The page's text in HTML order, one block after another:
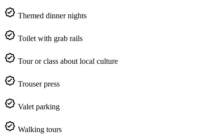
Themed dinner nights
Toilet with grab rails
Tour or class about local culture
Trouser press
Valet parking
Walking tours